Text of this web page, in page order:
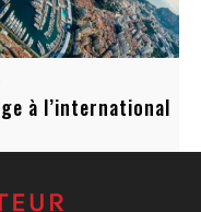
à l’international